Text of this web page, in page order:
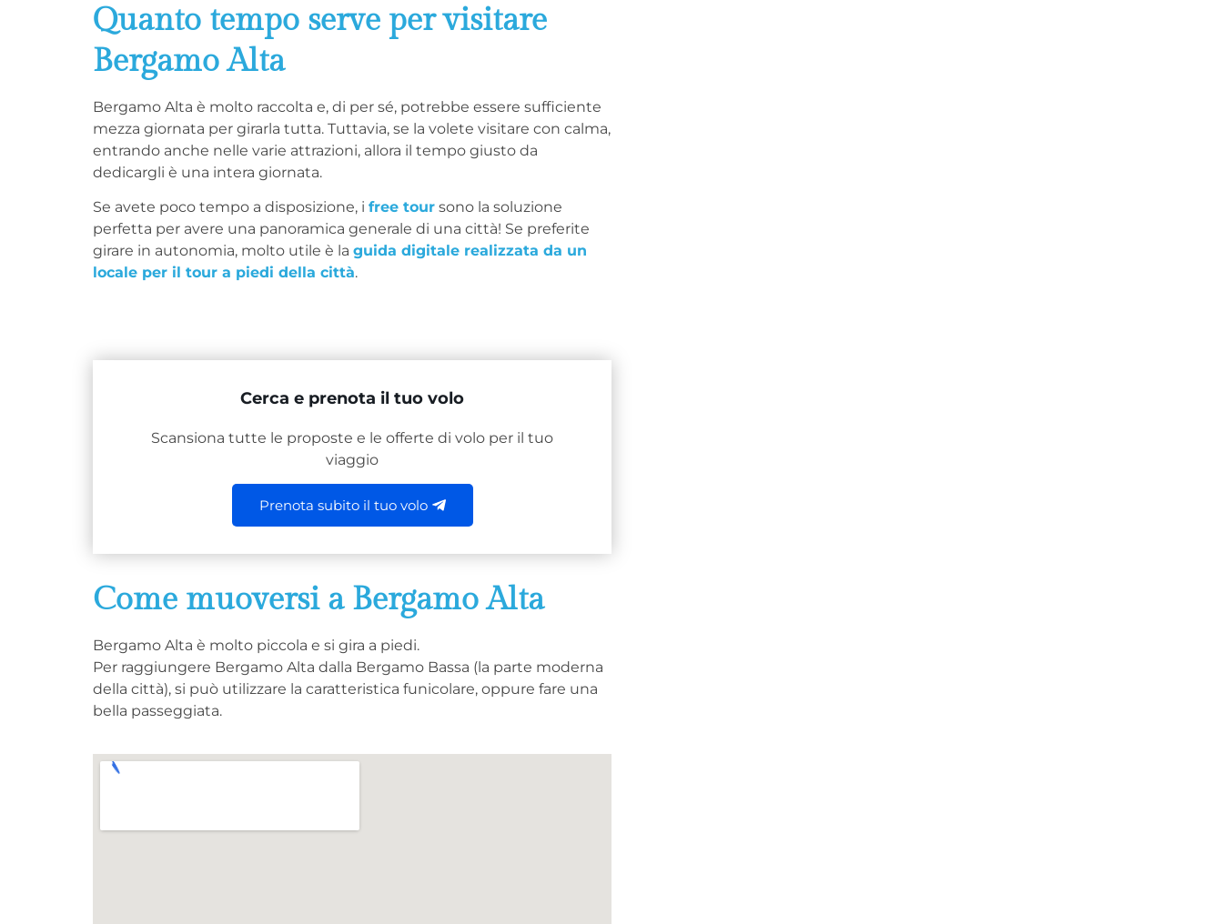
Quanto tempo serve per visitare
Bergamo Alta
Bergamo Alta è molto raccolta e, di per sé, potrebbe essere sufficiente
mezza giornata per girarla tutta. Tuttavia, se la volete visitare con calma,
entrando anche nelle varie attrazioni, allora il tempo giusto da
dedicargli è una intera giornata.
Se avete poco tempo a disposizione, i free tour sono la soluzione
perfetta per avere una panoramica generale di una città! Se preferite
girare in autonomia, molto utile è la guida digitale realizzata da un
locale per il tour a piedi della città.
Cerca e prenota il tuo volo
Scansiona tutte le proposte e le offerte di volo per il tuo
viaggio
Prenota subito il tuo volo
Come muoversi a Bergamo Alta
Bergamo Alta è molto piccola e si gira a piedi.
Per raggiungere Bergamo Alta dalla Bergamo Bassa (la parte moderna
della città), si può utilizzare la caratteristica funicolare, oppure fare una
bella passeggiata.